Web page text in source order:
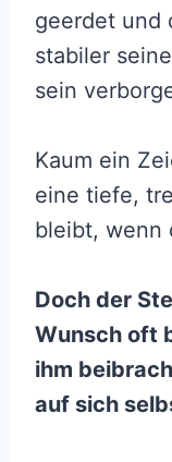
geerdet und
stabiler
sein
Kaum ein
eine tiefe,
bleibt, wenn
Doch der
Wunsch oft
ihm
auf sich